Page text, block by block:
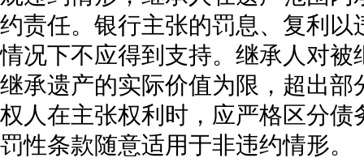
约责任。银行主张的罚息、复利
情况下不应得到支持。继承人对
继承遗产的实际价值为限，超出
权人在主张权利时，应严格区分
罚性条款随意适用于非违约情形。